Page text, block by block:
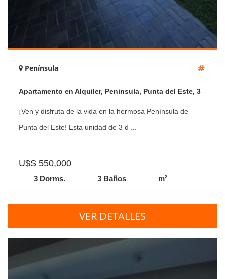
Península
Apartamento en Alquiler, Peninsula, Punta del Este, 3
Dormitorios.
¡Ven y disfruta de la vida en la hermosa Península de
Punta del Este! Esta unidad de 3 d ...
U$S 550,000
3 Dorms. 3 Baños m2
VER DETALLES